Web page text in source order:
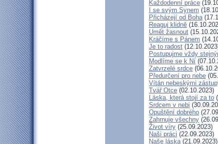
Každodenní práce
I se svým Synem
Přicházejí od Boha
Reaguj klidně
Umět žasnout
Kráčíme s Pánem
Je to radost
Postupujme vždy
Modlíme se k Ní
Zatvrzelé srdce
Předurčení pro nebe
Vítán nebeskými
Tvář Otce (02.10.2023)
Láska, která stojí za to
Srdcem v nebi
Opuštění dobrého
Zahrnuje všechny
Život víry (25.09.2023)
Naši práci (22.09.2023)
Naše láska(21.09.2023)